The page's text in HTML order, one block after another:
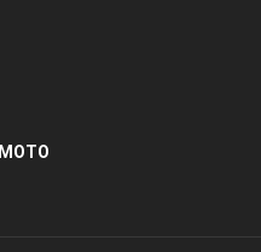
MOTO